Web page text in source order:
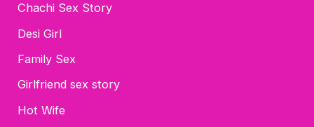
Chachi Sex Story
Desi Girl
Family Sex
Girlfriend sex story
Hot Wife